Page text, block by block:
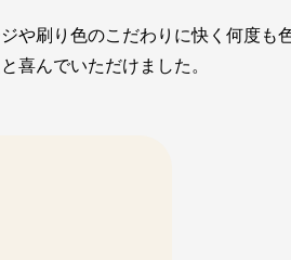
や刷り色のこだわりに快く何度も
喜んでいただけました。